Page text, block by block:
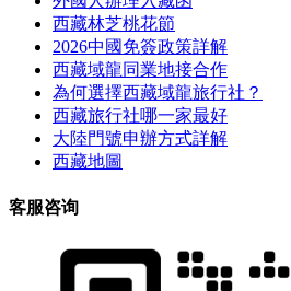
西藏林芝桃花節
2026中國免簽政策詳解
西藏域龍同業地接合作
為何選擇西藏域龍旅行社？
西藏旅行社哪一家最好
大陸門號申辦方式詳解
西藏地圖
客服咨询